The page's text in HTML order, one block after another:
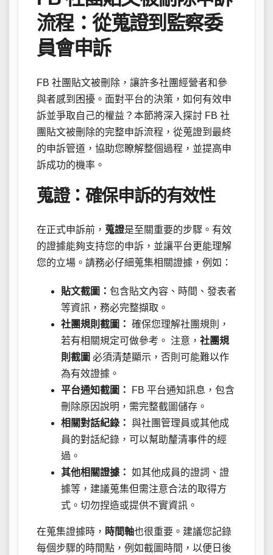
流程：從蒐證到監察委
員會申訴
FB 社團貼文被刪除，讓許多社團經營者和參
與者感到困擾。面對平台的決策，如何有效申
訴並爭取自己的權益？本節將深入探討 FB 社
團貼文被刪除的完整申訴流程，從蒐證到最終
的申訴管道，協助您瞭解整個過程，並提高申
訴成功的機率。
蒐證：確保申訴的有效性
在正式申訴前， 蒐證是至關重要的步驟。有效
的證據能夠支持您的申訴，並讓平台更能理解
您的立場。請務必仔細蒐集相關證據，例如：
貼文截圖： 包含貼文內容、時間、發表者
等資訊，務必完整擷取。
社團規則截圖： 確保您理解社團規則，
若有相關規定可做參考。 注意， 社團規
則截圖 必須清楚顯示，否則可能難以作
為有效證據。
平台通知截圖：
FB 平台通知訊息，包含
刪除原因說明，需完整截圖儲存。
相關對話紀錄： 與社團管理員或其他成
員的對話紀錄，可以幫助釐清事件的經
過。
其他相關證據： 如其他成員的證詞、證
據等，建議蒐集但需注意合法的取得方
式。切勿捏造或提供不實資訊。
在蒐集證據時， 時間軸也很重要。建議您記錄
每個步驟的時間點，例如截圖時間，以便日後